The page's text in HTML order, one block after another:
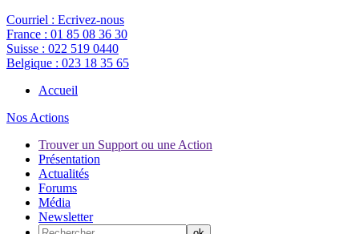
Courriel : Ecrivez-nous
France : 01 85 08 36 30
Suisse : 022 519 0440
Belgique : 023 18 35 65
Accueil
Nos Actions
Trouver un Support ou une Action
Présentation
Actualités
Forums
Média
Newsletter